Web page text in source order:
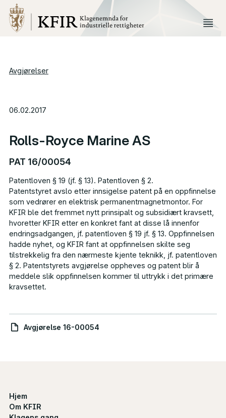
Avgjørelser
06.02.2017
Rolls-Royce Marine AS
PAT 16/00054
Patentloven § 19 (jf. § 13). Patentloven § 2.
Patentstyret avslo etter innsigelse patent på en oppfinnelse
som vedrører en elektrisk permanentmagnetmontor. For
KFIR ble det fremmet nytt prinsipalt og subsidiært kravsett,
hvoretter KFIR etter en konkret fant at disse lå innenfor
endringsadgangen, jf. patentloven § 19 jf. § 13. Oppfinnelsen
hadde nyhet, og KFIR fant at oppfinnelsen skilte seg
tilstrekkelig fra den nærmeste kjente teknikk, jf. patentloven
§ 2. Patentstyrets avgjørelse oppheves og patent blir å
meddele slik oppfinnelsen kommer til uttrykk i det primære
kravsettet.
Avgjørelse 16-00054
Hjem
Om KFIR